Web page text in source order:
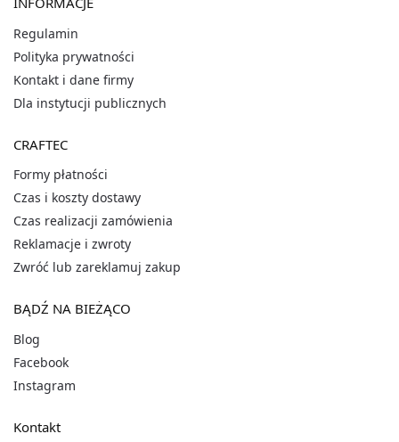
Regulamin
Polityka prywatności
Kontakt i dane firmy
Dla instytucji publicznych
CRAFTEC
Formy płatności
Czas i koszty dostawy
Czas realizacji zamówienia
Reklamacje i zwroty
Zwróć lub zareklamuj zakup
BĄDŹ NA BIEŻĄCO
Blog
Facebook
Instagram
Kontakt